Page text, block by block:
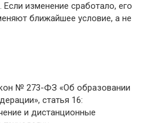
изменение сработало, его
ближайшее условие, а не
№ 273-ФЗ «Об образовании
статья 16:
и дистанционные